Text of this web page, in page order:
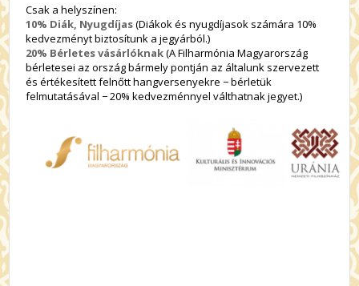
Csak a helyszínen:
10% Diák, Nyugdíjas(Diákok és nyugdíjasok számára 10%
kedvezményt biztosítunk a jegyárból.)
20% Bérletes vásárlóknak(A Filharmónia Magyarország
bérletesei az ország bármely pontján az általunk szervezett
és értékesített felnőtt hangversenyekre − bérletük
felmutatásával − 20% kedvezménnyel válthatnak jegyet.)